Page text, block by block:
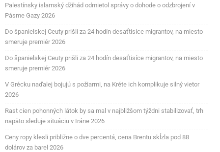
Palestínsky islamský džihád odmietol správy o dohode o odzbrojení v
Pásme Gazy 2026
Do španielskej Ceuty prišli za 24 hodín desaťtisíce migrantov, na miesto
smeruje premiér 2026
Do španielskej Ceuty prišli za 24 hodín desaťtisíce migrantov, na miesto
smeruje premiér 2026
V Grécku naďalej bojujú s požiarmi, na Kréte ich komplikuje silný vietor
2026
Rast cien pohonných látok by sa mal v najbližšom týždni stabilizovať, trh
napäto sleduje situáciu v Iráne 2026
Ceny ropy klesli približne o dve percentá, cena Brentu skĺzla pod 88
dolárov za barel 2026